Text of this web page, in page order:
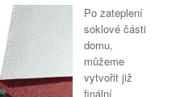
Po zateplení
soklové části
domu,
můžeme
vytvořit již
finální